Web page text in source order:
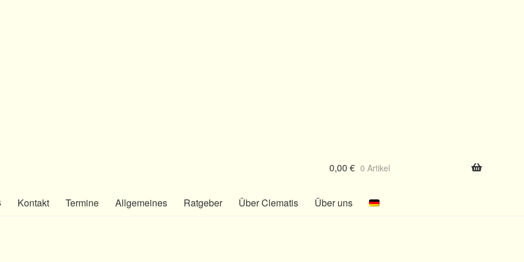
0,00€ 0 Artikel
Kontakt Termine Allgemeines Ratgeber Über Clematis Über uns